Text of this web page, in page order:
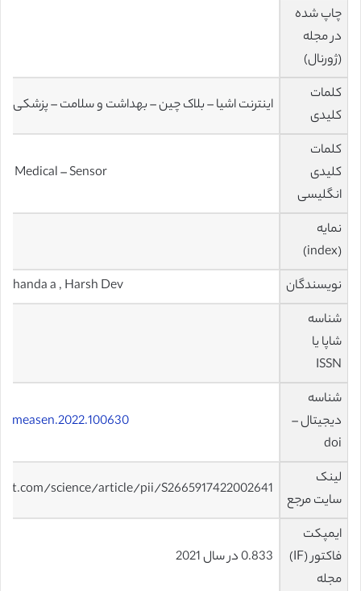
چاپ شده
در مجله
(ژورنال)
کلمات
کلیدی
اینترنت اشیا – بلاک چین – بهداشت و سلامت – پزشکی
کلمات
کلیدی
انگلیسی
Medical – Sensor
نمایه
(index)
نویسندگان
a , Harsh Dev
شناسه
شاپا یا
ISSN
شناسه
دیجیتال –
doi
لینک
سایت مرجع
science/article/pii/S2665917422002641
ایمپکت
فاکتور (IF)
مجله
0.833 در سال 2021